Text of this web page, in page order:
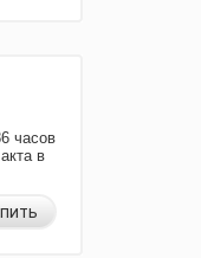
часов
в